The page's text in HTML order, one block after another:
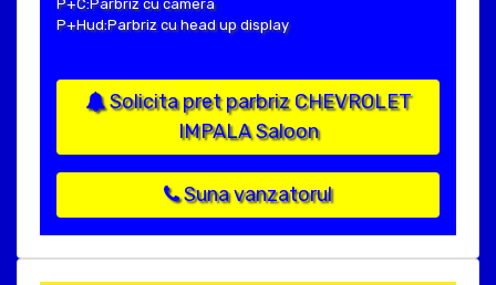
P+C:Parbriz cu camera
P+Hud:Parbriz cu head up display
Solicita pret parbriz CHEVROLET
IMPALA Saloon
Suna vanzatorul